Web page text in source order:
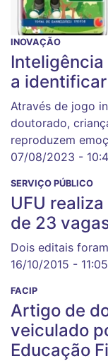
INOVAÇÃO
a
Através de jogo
doutorado,
reproduzem
07/08/2023 -
SERVIÇO PÚBLICO
UFU
de 23
Dois editais
16/10/2015 - 11:05
FACIP
Artigo de
veiculado
Educação